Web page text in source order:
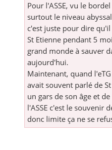
Pour l'ASSE, vu le
surtout le niveau
c'est juste pour dire
St Etienne pendant 5
grand monde à sauver
aujourd'hui.
Maintenant, quand
avait souvent parlé de
un gars de son âge et
l'ASSE c'est le souvenir
donc limite ça ne se